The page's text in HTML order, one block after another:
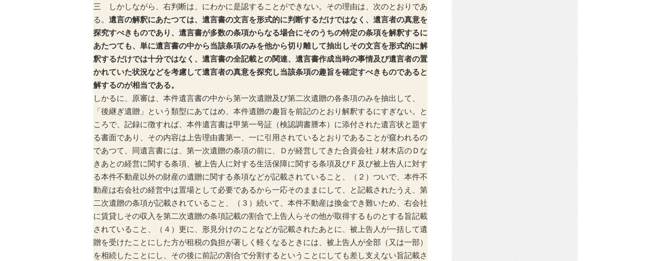
三 しかしながら、右判断は、にわかに是認することができない。その理由は、次のとおりであ
る。 遺言の解釈にあたつては、遺言書の文言を形式的に判断するだけではなく、遺言者の真意を
探究すべきものであり、遺言書が多数の条項からなる場合にそのうちの特定の条項を解釈するに
あたつても、単に遺言書の中から当該条項のみを他から切り離して抽出しその文言を形式的に解
釈するだけでは十分ではなく、遺言書の全記載との関連、遺言書作成当時の事情及び遺言者の置
かれていた状況などを考慮して遺言者の真意を探究し当該条項の趣旨を確定すべきものであると
解するのが相当である。
しかるに、原審は、本件遺言書の中から第一次遺贈及び第二次遺贈の各条項のみを抽出して、
「後継ぎ遺贈」という類型にあてはめ、本件遺贈の趣旨を前記のとおり解釈するにすぎない。と
ころで、記録に徴すれば、本件遺言書は甲第一号証（検認調書謄本）に添付された遺言状と題す
る書面であり、その内容は上告理由書第一、一に引用されているとおりであることが窺われるの
であつて、同遺言書には、第一次遺贈の条項の前に、Ｄが経営してきた合資会社Ｊ材木店のＤな
きあとの経営に関する条項、被上告人に対する生活保障に関する条項及びＦ及び被上告人に対す
る本件不動産以外の財産の遺贈に関する条項などが記載されていること、（２）ついで、本件不
動産は右会社の経営中は置場として必要であるから一応そのままにして、と記載されたうえ、第
二次遺贈の条項が記載されていること、（３）続いて、本件不動産は換金でき難いため、右会社
に賃貸しその収入を第二次遺贈の条項記載の割合で上告人らその他が取得するものとする旨記載
されていること、（４）更に、形見分けのことなどが記載されたあとに、被上告人が一括して遺
贈を受けたことにした方が租税の負担が著しく軽くなるときには、被上告人が全部（又は一部）
を相続したことにし、その後に前記の割合で分割するということにしても差し支えない旨記載さ